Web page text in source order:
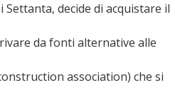
decide di acquistare il
da fonti alternative alle
association) che si